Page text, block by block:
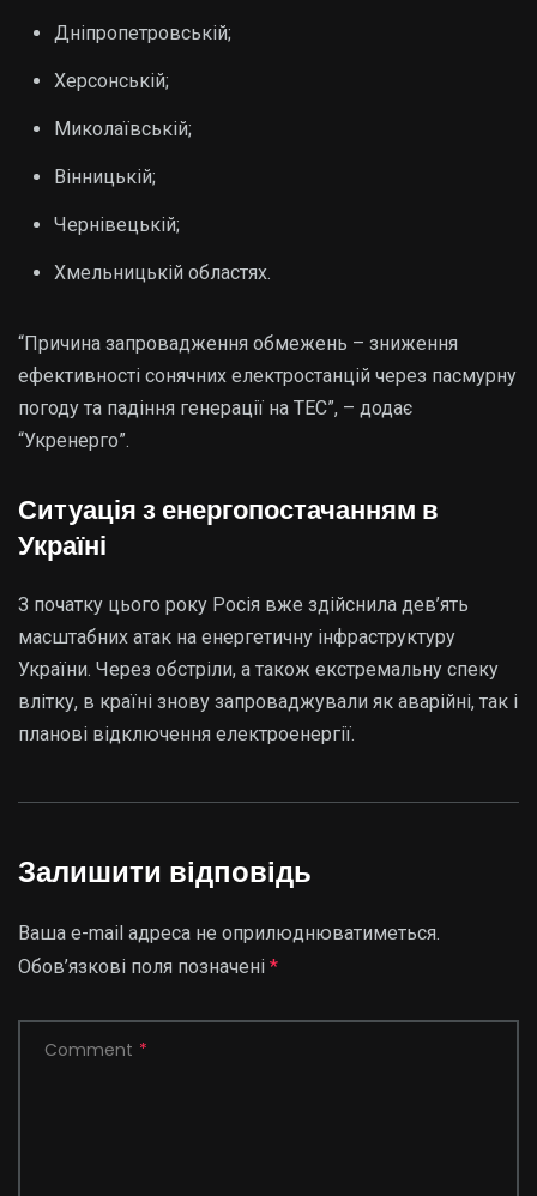
Дніпропетровській;
Херсонській;
Миколаївській;
Вінницькій;
Чернівецькій;
Хмельницькій областях.
“Причина запровадження обмежень – зниження
ефективності сонячних електростанцій через пасмурну
погоду та падіння генерації на ТЕС”, – додає
“Укренерго”.
Ситуація з енергопостачанням в
Україні
З початку цього року Росія вже здійснила дев’ять
масштабних атак на енергетичну інфраструктуру
України. Через обстріли, а також екстремальну спеку
влітку, в країні знову запроваджували як аварійні, так і
планові відключення електроенергії.
Залишити відповідь
Ваша e-mail адреса не оприлюднюватиметься.
Обов’язкові поля позначені *
Comment *